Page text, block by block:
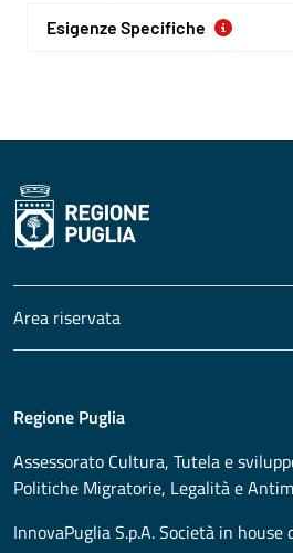
Esigenze Specifiche
Area riservata
Regione Puglia
Assessorato Cultura, Tutela e
Politiche Migratorie, Legalità e
InnovaPuglia S.p.A. Società in house